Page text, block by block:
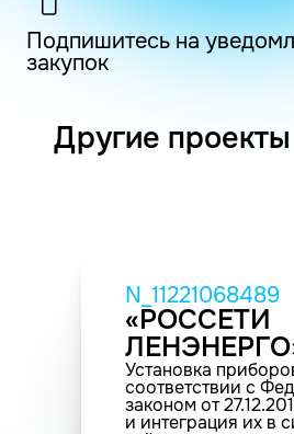
Подпишитесь на
закупок
Другие
N_11221068489
«РОССЕТИ
Установка
соответствии с
законом от
и интеграция их в